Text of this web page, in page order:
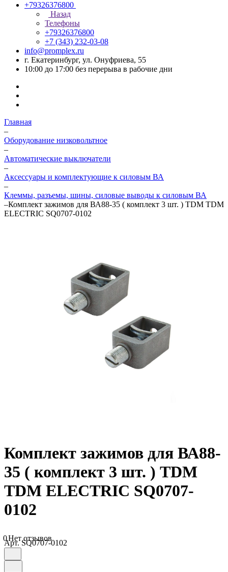
+79326376800
Назад
Телефоны
+79326376800
+7 (343) 232-03-08
info@promplex.ru
г. Екатеринбург, ул. Онуфриева, 55
10:00 до 17:00 без перерыва в рабочие дни
Главная
–
Оборудование низковольтное
–
Автоматические выключатели
–
Аксессуары и комплектующие к силовым ВА
–
Клеммы, разъемы, шины, силовые выводы к силовым ВА
–Комплект зажимов для ВА88-35 ( комплект 3 шт. ) TDM TDM
ELECTRIC SQ0707-0102
Комплект зажимов для ВА88-
35 ( комплект 3 шт. ) TDM
TDM ELECTRIC SQ0707-
0102
0Нет отзывов
Арт.SQ0707-0102